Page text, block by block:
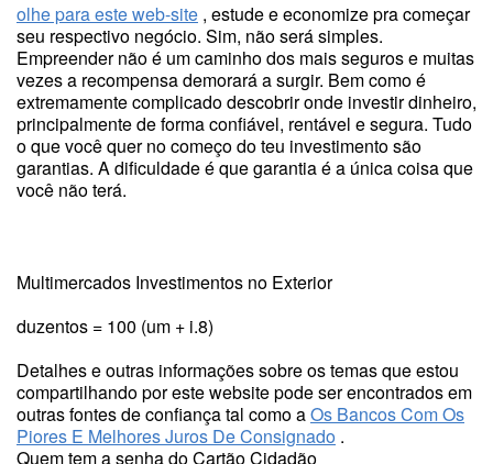
olhe para este web-site , estude e economize pra começar
seu respectivo negócio. Sim, não será simples.
Empreender não é um caminho dos mais seguros e muitas
vezes a recompensa demorará a surgir. Bem como é
extremamente complicado descobrir onde investir dinheiro,
principalmente de forma confiável, rentável e segura. Tudo
o que você quer no começo do teu investimento são
garantias. A dificuldade é que garantia é a única coisa que
você não terá.
Multimercados Investimentos no Exterior
duzentos = 100 (um + i.8)
Detalhes e outras informações sobre os temas que estou
compartilhando por este website pode ser encontrados em
outras fontes de confiança tal como aOs Bancos Com Os
Piores E Melhores Juros De Consignado .
Quem tem a senha do Cartão Cidadão